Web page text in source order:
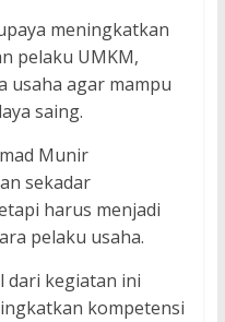
meningkatkan
pelaku UMKM,
usaha agar mampu
saing.
Munir
sekadar
harus menjadi
pelaku usaha.
dari kegiatan ini
kompetensi